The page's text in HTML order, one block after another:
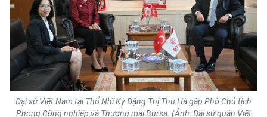
Media Thể thao
Media Giáo dục
Media Y tế
Media Khoa học - Công nghệ
Media Môi trường
Đại sứ Việt Nam tại Thổ Nhĩ Kỳ Đặng Thị Thu Hà gặp Phó Chủ tịch
Phòng Công nghiệp và Thương mại Bursa. (Ảnh: Đại sứ quán Việt